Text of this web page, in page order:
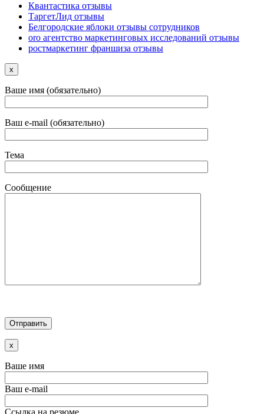
Квантастика отзывы
ТаргетЛид отзывы
Белгородские яблоки отзывы сотрудников
oro агентство маркетинговых исследований отзывы
ростмаркетинг франшиза отзывы
x
Ваше имя (обязательно)
Ваш e-mail (обязательно)
Тема
Сообщение
x
Ваше имя
Ваш e-mail
Ссылка на резюме